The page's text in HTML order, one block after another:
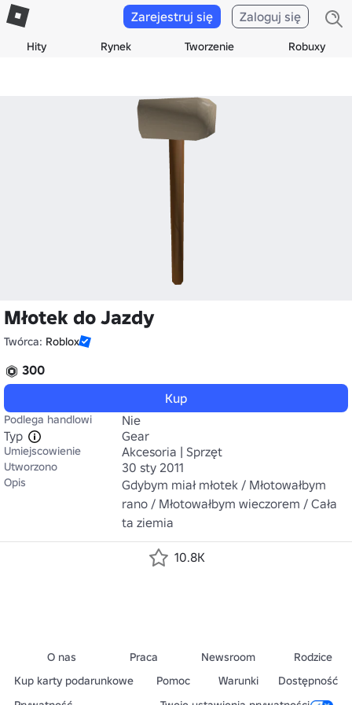
Hity Rynek Tworzenie Robuxy
Zarejestruj się Zaloguj się
Młotek do Jazdy
Twórca: Roblox
300
Kup
Podlega handlowi
Nie
Typ
Gear
Umiejscowienie Akcesoria | Sprzęt
Utworzono 30 sty 2011
Opis
Gdybym miał młotek / Młotowałbym
rano / Młotowałbym wieczorem / Cała
ta ziemia
10.8K
O nas Praca Newsroom
Rodzice
Kup karty podarunkowe
Pomoc Warunki
Dostępność